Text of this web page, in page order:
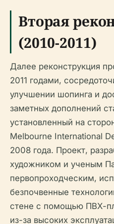
Вторая
(2010-2011)
Далее реконструкция
2011 годами,
улучшении шопинга и
заметных дополнений
установленный на
Melbourne International
2008 года. Проект,
художником и ученым
первопроходческим,
безпочвенные
стене с помощью ПВХ-
из-за высоких